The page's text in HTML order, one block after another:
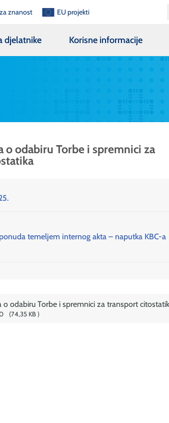
znanost EU projekti
djelatnike Korisne informacije
o odabiru Torbe i spremnici za
temeljem internog akta – naputka KBC-a
o odabiru Torbe i spremnici za transport
74,35 KB